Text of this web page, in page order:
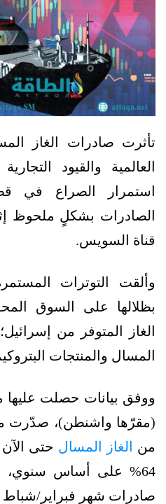
تأثرت صادرات الغاز
العالمية والقيود
استمرار الصراع في
الصادرات بشكلٍ ملحوظ
قناة السويس.
وألقت التوترات
بظلالها على السوق
الغاز المتوفر من
المسال والمنتجات
ووفق بيانات حصلت
من الغاز المسال
64% على أساس سنوي،
صادرات شهر فبراير/شباط